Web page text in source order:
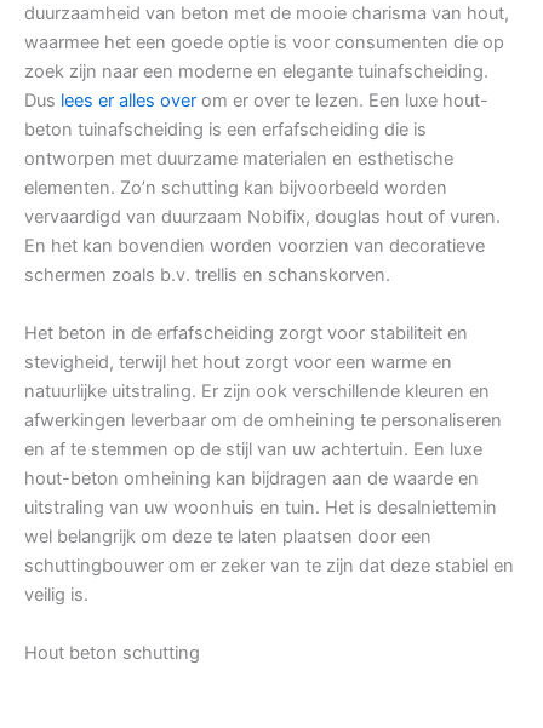
duurzaamheid van beton met de mooie charisma van hout,
waarmee het een goede optie is voor consumenten die op
zoek zijn naar een moderne en elegante tuinafscheiding.
Dus lees er alles over om er over te lezen. Een luxe hout-
beton tuinafscheiding is een erfafscheiding die is
ontworpen met duurzame materialen en esthetische
elementen. Zo’n schutting kan bijvoorbeeld worden
vervaardigd van duurzaam Nobifix, douglas hout of vuren.
En het kan bovendien worden voorzien van decoratieve
schermen zoals b.v. trellis en schanskorven.
Het beton in de erfafscheiding zorgt voor stabiliteit en
stevigheid, terwijl het hout zorgt voor een warme en
natuurlijke uitstraling. Er zijn ook verschillende kleuren en
afwerkingen leverbaar om de omheining te personaliseren
en af te stemmen op de stijl van uw achtertuin. Een luxe
hout-beton omheining kan bijdragen aan de waarde en
uitstraling van uw woonhuis en tuin. Het is desalniettemin
wel belangrijk om deze te laten plaatsen door een
schuttingbouwer om er zeker van te zijn dat deze stabiel en
veilig is.
Hout beton schutting